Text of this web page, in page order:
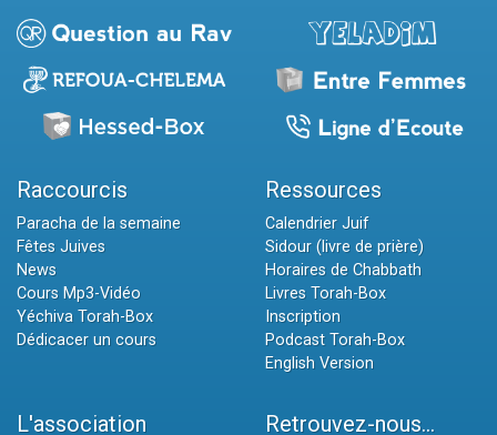
Raccourcis
Paracha de la semaine
Fêtes Juives
News
Cours Mp3-Vidéo
Yéchiva Torah-Box
Dédicacer un cours
Ressources
Calendrier Juif
Sidour (livre de prière)
Horaires de Chabbath
Livres Torah-Box
Inscription
Podcast Torah-Box
English Version
L'association Retrouvez-nous...